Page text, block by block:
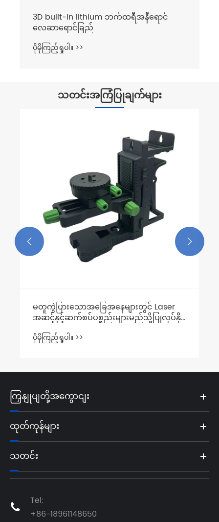
သတင်းအကြံပြုချက်များ
ဆောက်လုပ်ရေးလုပ်ငန်းခွင်၏စွမ်းဆောင်ရည်
ကိုတိုးတက်စေရန်လေဆာအဆင့်မီတာတပ်ဆင်
ခြင်းကိုရိုးရှင်းအောင်ပြုလုပ်ပါ
 
ကြှနျုပျတို့အကွောငျး
ထုတ်ကုန်များ
သတင်း

Tel:
+86-18961148650